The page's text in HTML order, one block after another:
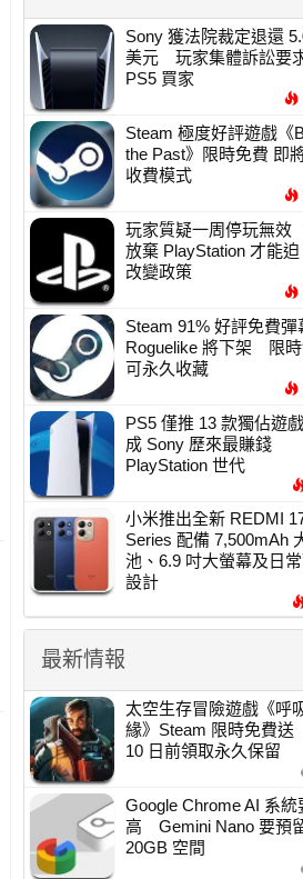
Sony 獲法院裁定退還
美元 玩家集體訴訟要
PS5 買家
Steam 極度好評遊戲《
the Past》限時免費 即
收費模式
玩家質疑一周停玩無
放棄 PlayStation 才能
改變政策
Steam 91% 好評免費彈
Roguelike 將下架 限
可永久收藏
PS5 僅推 13 款獨佔遊
成 Sony 歷來最賺錢
PlayStation 世代
小米推出全新 REDMI
Series 配備 7,500mAh
池、6.9 吋大螢幕及日
設計
最新情報
太空生存冒險遊戲《呼
緣》Steam 限時免費
10 日前領取永久保留
Google Chrome AI 系統
高 Gemini Nano 要預
20GB 空間